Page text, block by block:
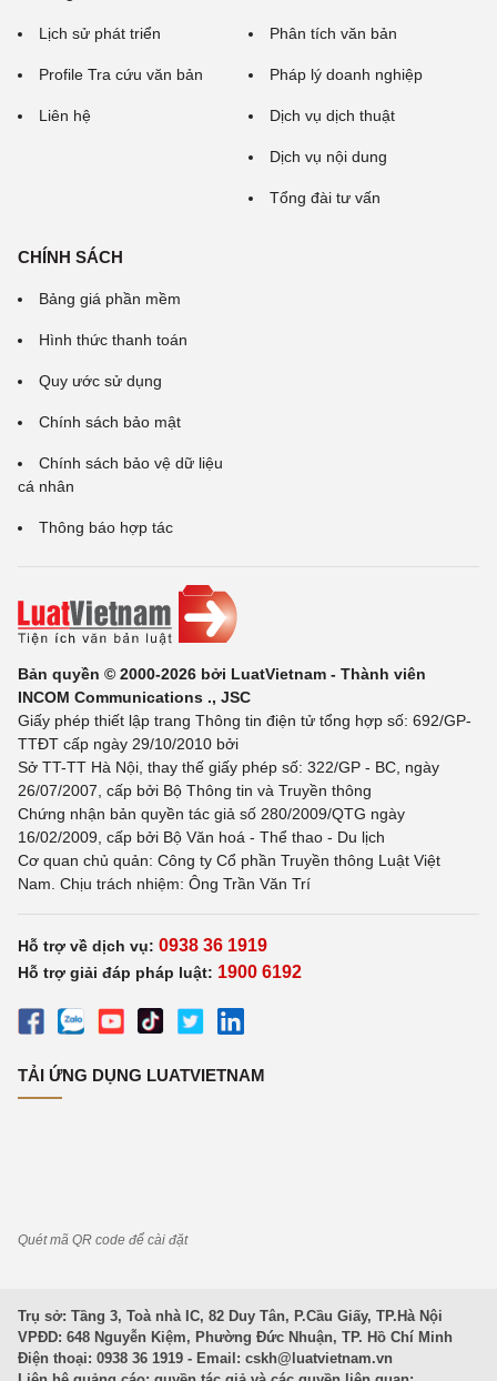
Lịch sử phát triển
Profile Tra cứu văn bản
Liên hệ
Phân tích văn bản
Pháp lý doanh nghiệp
Dịch vụ dịch thuật
Dịch vụ nội dung
Tổng đài tư vấn
CHÍNH SÁCH
Bảng giá phần mềm
Hình thức thanh toán
Quy ước sử dụng
Chính sách bảo mật
Chính sách bảo vệ dữ liệu
cá nhân
Thông báo hợp tác
Bản quyền © 2000-2026 bởi LuatVietnam - Thành viên
INCOM Communications ., JSC
Giấy phép thiết lập trang Thông tin điện tử tổng hợp số: 692/GP-
TTĐT cấp ngày 29/10/2010 bởi
Sở TT-TT Hà Nội, thay thế giấy phép số: 322/GP - BC, ngày
26/07/2007, cấp bởi Bộ Thông tin và Truyền thông
Chứng nhận bản quyền tác giả số 280/2009/QTG ngày
16/02/2009, cấp bởi Bộ Văn hoá - Thể thao - Du lịch
Cơ quan chủ quản: Công ty Cổ phần Truyền thông Luật Việt
Nam. Chịu trách nhiệm: Ông Trần Văn Trí
Hỗ trợ về dịch vụ: 0938 36 1919
Hỗ trợ giải đáp pháp luật: 1900 6192
TẢI ỨNG DỤNG LUATVIETNAM
Quét mã QR code để cài đặt
Trụ sở: Tầng 3, Toà nhà IC, 82 Duy Tân, P.Cầu Giấy, TP.Hà Nội
VPĐD: 648 Nguyễn Kiệm, Phường Đức Nhuận, TP. Hồ Chí Minh
Điện thoại: 0938 36 1919 - Email: cskh@luatvietnam.vn